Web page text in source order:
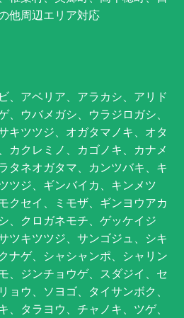
他周辺エリア対応
、アベリア、アラカシ、アリド
、ウバメガシ、ウラジロガシ、
キツツジ、オガタマノキ、オタ
カクレミノ、カゴノキ、カナメ
タネオガタマ、カンツバキ、キ
ツジ、ギンバイカ、キンメツ
クセイ、ミモザ、ギンヨウアカ
、クロガネモチ、ゲッケイジ
ツキツツジ、サンゴジュ、シキ
ナゲ、シャシャンポ、シャリン
、ジンチョウゲ、スダジイ、セ
ョウ、ソヨゴ、タイサンボク、
、タラヨウ、チャノキ、ツゲ、